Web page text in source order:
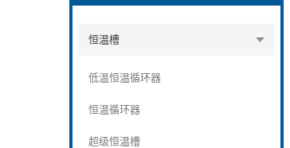
恒温槽
低温恒温循环器
恒温循环器
超级恒温槽